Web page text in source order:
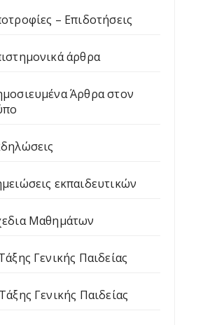
– Επιδοτήσεις
άρθρα
Άρθρα στον
εκπαιδευτικών
Μαθημάτων
Γενικής Παιδείας
Γενικής Παιδείας